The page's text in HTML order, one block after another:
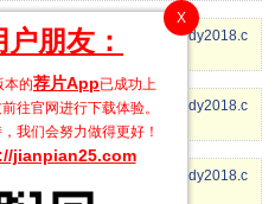
X
朋友：
本的荐片App已成功上
往官网进行下载体验。
我们会努力做得更好！
jianpian25.com
HD粤语_26[电影天堂www.dy2018.c
HD粤语_27[电影天堂www.dy2018.c
HD粤语_28[电影天堂www.dy2018.c